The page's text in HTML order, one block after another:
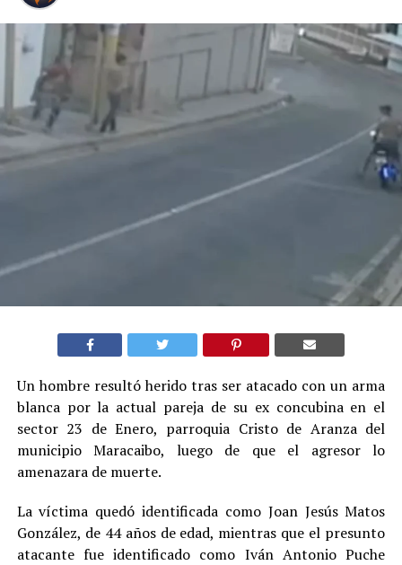
Un hombre resultó herido tras ser atacado con un arma
blanca por la actual pareja de su ex concubina en el
sector 23 de Enero, parroquia Cristo de Aranza del
municipio Maracaibo, luego de que el agresor lo
amenazara de muerte.
La víctima quedó identificada como Joan Jesús Matos
González, de 44 años de edad, mientras que el presunto
atacante fue identificado como Iván Antonio Puche